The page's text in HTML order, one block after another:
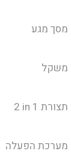
מסך מגע
משקל
תצורת ‎ 2 in 1
מערכת הפעלה